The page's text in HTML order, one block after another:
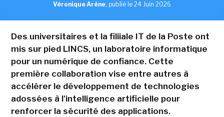
Véronique Arène, publié le 24 Juin 2026
Des universitaires et la filiiale IT de la Poste ont
mis sur pied LINCS, un laboratoire informatique
pour un numérique de confiance. Cette
première collaboration vise entre autres à
accélérer le développement de technologies
adossées à l'intelligence artificielle pour
renforcer la sécurité des applications.